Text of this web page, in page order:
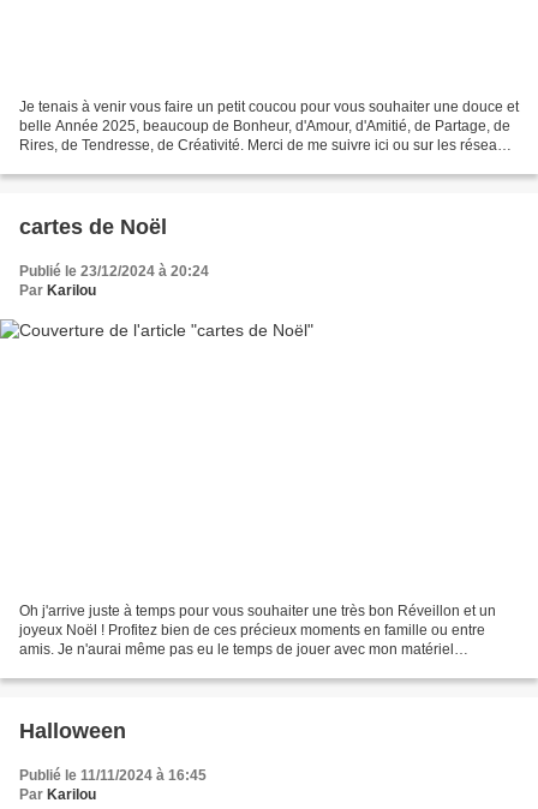
Je tenais à venir vous faire un petit coucou pour vous souhaiter une douce et
belle Année 2025, beaucoup de Bonheur, d'Amour, d'Amitié, de Partage, de
Rires, de Tendresse, de Créativité. Merci de me suivre ici ou sur les réseaux
cartes de Noël
Publié le 23/12/2024 à 20:24
Par Karilou
Oh j'arrive juste à temps pour vous souhaiter une très bon Réveillon et un
joyeux Noël ! Profitez bien de ces précieux moments en famille ou entre
amis. Je n'aurai même pas eu le temps de jouer avec mon matériel
Halloween
Publié le 11/11/2024 à 16:45
Par Karilou